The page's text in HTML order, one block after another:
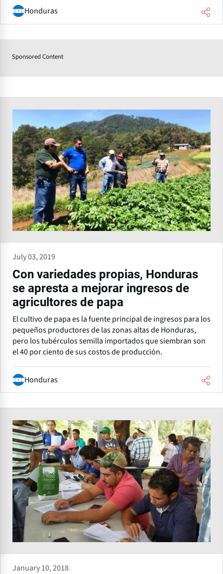
Honduras
Sponsored Content
July 03, 2019
Con variedades propias, Honduras
se apresta a mejorar ingresos de
agricultores de papa
El cultivo de papa es la fuente principal de ingresos para los
pequeños productores de las zonas altas de Honduras,
pero los tubérculos semilla importados que siembran son
el 40 por ciento de sus costos de producción.
Honduras
January 10, 2018